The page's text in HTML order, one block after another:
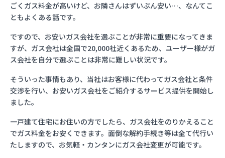
ごくガス料金が高いけど、お隣さんはずいぶん安い…、なんてこ
ともよくある話です。
ですので、お安いガス会社を選ぶことが非常に重要になってきま
すが、ガス会社は全国で20,000社近くあるため、ユーザー様がガ
ス会社を自分で選ぶことは非常に難しい状況です。
そういった事情もあり、当社はお客様に代わってガス会社と条件
交渉を行い、お安いガス会社をご紹介するサービス提供を開始し
ました。
一戸建て住宅にお住いの方でしたら、ガス会社をのりかえること
でガス料金をお安くできます。面倒な解約手続き等は全て代行い
たしますので、お気軽・カンタンにガス会社変更が可能です。